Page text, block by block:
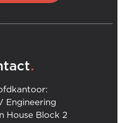
.
Engineering
House Block 2